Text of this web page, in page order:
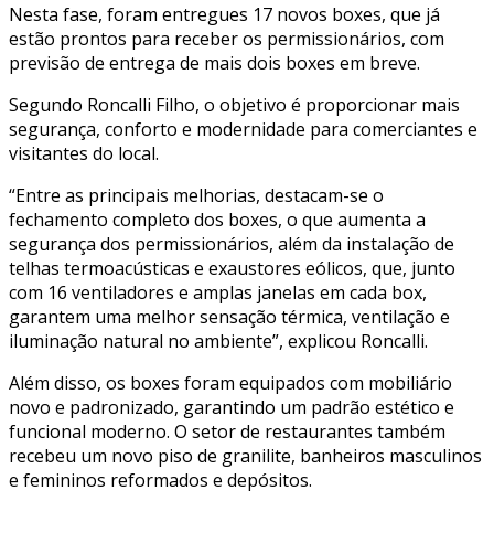
Nesta fase, foram entregues 17 novos boxes, que já
estão prontos para receber os permissionários, com
previsão de entrega de mais dois boxes em breve.
Segundo Roncalli Filho, o objetivo é proporcionar mais
segurança, conforto e modernidade para comerciantes e
visitantes do local.
“Entre as principais melhorias, destacam-se o
fechamento completo dos boxes, o que aumenta a
segurança dos permissionários, além da instalação de
telhas termoacústicas e exaustores eólicos, que, junto
com 16 ventiladores e amplas janelas em cada box,
garantem uma melhor sensação térmica, ventilação e
iluminação natural no ambiente”, explicou Roncalli.
Além disso, os boxes foram equipados com mobiliário
novo e padronizado, garantindo um padrão estético e
funcional moderno. O setor de restaurantes também
recebeu um novo piso de granilite, banheiros masculinos
e femininos reformados e depósitos.